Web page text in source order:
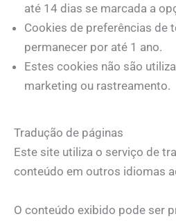
até 14 dias se marcada a
Cookies de preferências de
permanecer por até 1 ano.
Estes cookies não são
marketing ou rastreamento.
Tradução de páginas
Este site utiliza o serviço de
conteúdo em outros idiomas
O conteúdo exibido pode ser